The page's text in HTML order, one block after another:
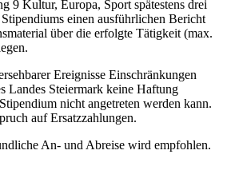
9 Kultur, Europa, Sport spätestens drei
einen ausführlichen Bericht
über die erfolgte Tätigkeit (max.
Ereignisse Einschränkungen
Landes Steiermark keine Haftung
nicht angetreten werden kann.
auf Ersatzzahlungen.
An- und Abreise wird empfohlen.